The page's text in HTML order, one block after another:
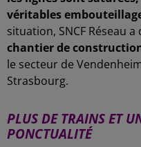
véritables
situation, SNCF Réseau
chantier de
le secteur de
Strasbourg.
PLUS DE TRAINS ET
PONCTUALITÉ